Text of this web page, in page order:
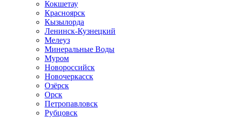
Кокшетау
Красноярск
Кызылорда
Ленинск-Кузнецкий
Мелеуз
Минеральные Воды
Муром
Новороссийск
Новочеркасск
Озёрск
Орск
Петропавловск
Рубцовск